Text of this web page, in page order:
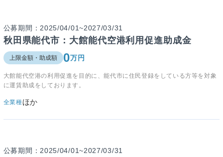
公募期間：2025/04/01~2027/03/31
秋田県能代市：大館能代空港利用促進助成金
上限金額・助成額 0万円
大館能代空港の利用促進を目的に、能代市に住民登録をしている方等を対象
に運賃助成をしております。
全業種ほか
公募期間：2025/04/01~2027/03/31